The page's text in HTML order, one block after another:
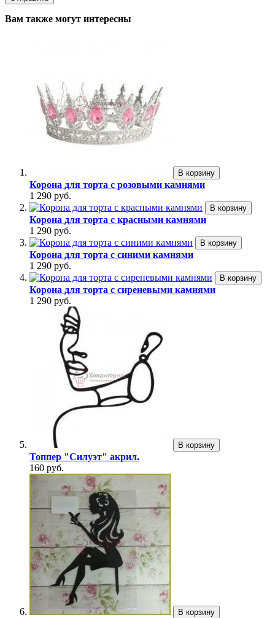
Вам также могут интересны
В корзину
Корона для торта с розовыми камнями
1 290 руб.
В корзину
Корона для торта с красными камнями
1 290 руб.
В корзину
Корона для торта с синими камнями
1 290 руб.
В корзину
Корона для торта с сиреневыми камнями
1 290 руб.
В корзину
Топпер "Силуэт" акрил.
160 руб.
В корзину